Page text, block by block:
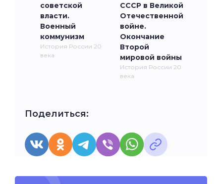
советской
власти.
Военный
коммунизм
История России 20
века
СССР в Великой
Отечественной
войне.
Окончание
Второй
мировой войны
История России 20
века
Поделиться: